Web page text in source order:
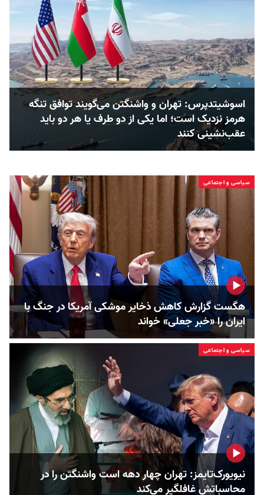
اسوشیتدپرس: تهران و واشنگتن می‌گویند توافق تنگه
هرمز نزدیک است؛ اما یکی از دو طرف یا هر دو باید
عقب‌نشینی کنند
سیاسی و اجتماعی
هگست گزارش کاهش ذخایر موشکی آمریکا در جنگ با
ایران را «خبر جعلی» خواند
سیاسی و اجتماعی
نیویورک‌تایمز: تهران چهار دهه است واشنگتن را در
محاسباتش غافلگیر می‌کند